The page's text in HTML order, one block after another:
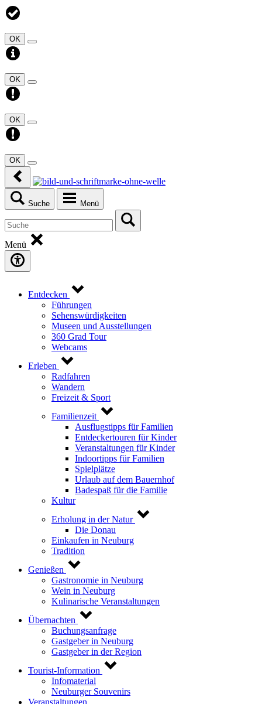
OK
OK
OK
OK
Suche Menü
Menü
Entdecken
Führungen
Sehenswürdigkeiten
Museen und Ausstellungen
360 Grad Tour
Webcams
Erleben
Radfahren
Wandern
Freizeit & Sport
Familienzeit
Ausflugstipps für Familien
Entdeckertouren für Kinder
Veranstaltungen für Kinder
Indoortipps für Familien
Spielplätze
Urlaub auf dem Bauernhof
Badespaß für die Familie
Kultur
Erholung in der Natur
Die Donau
Einkaufen in Neuburg
Tradition
Genießen
Gastronomie in Neuburg
Wein in Neuburg
Kulinarische Veranstaltungen
Übernachten
Buchungsanfrage
Gastgeber in Neuburg
Gastgeber in der Region
Tourist-Information
Infomaterial
Neuburger Souvenirs
Veranstaltungen